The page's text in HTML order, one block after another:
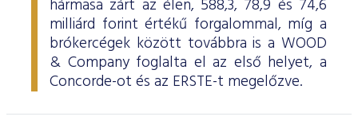
hármasa zárt az élen, 588,3, 78,9 és 74,6
milliárd forint értékű forgalommal, míg a
brókercégek között továbbra is a WOOD
& Company foglalta el az első helyet, a
Concorde-ot és az ERSTE-t megelőzve.